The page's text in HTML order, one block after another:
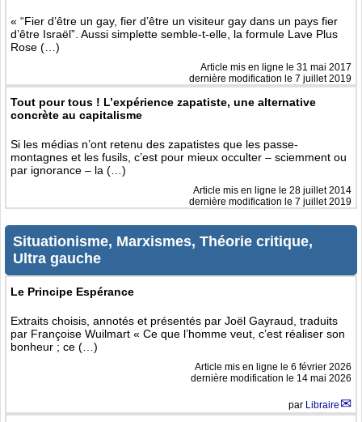
« “Fier d’être un gay, fier d’être un visiteur gay dans un pays fier
d’être Israël”. Aussi simplette semble-t-elle, la formule Lave Plus
Rose (…)
Article mis en ligne le 31 mai 2017
dernière modification le 7 juillet 2019
Tout pour tous ! L’expérience zapatiste, une alternative
concrète au capitalisme
Si les médias n’ont retenu des zapatistes que les passe-
montagnes et les fusils, c’est pour mieux occulter – sciemment ou
par ignorance – la (…)
Article mis en ligne le 28 juillet 2014
dernière modification le 7 juillet 2019
Situationisme, Marxismes, Théorie critique,
Ultra gauche
Le Principe Espérance
Extraits choisis, annotés et présentés par Joël Gayraud, traduits
par Françoise Wuilmart « Ce que l’homme veut, c’est réaliser son
bonheur ; ce (…)
Article mis en ligne le 6 février 2026
dernière modification le 14 mai 2026
par Libraire